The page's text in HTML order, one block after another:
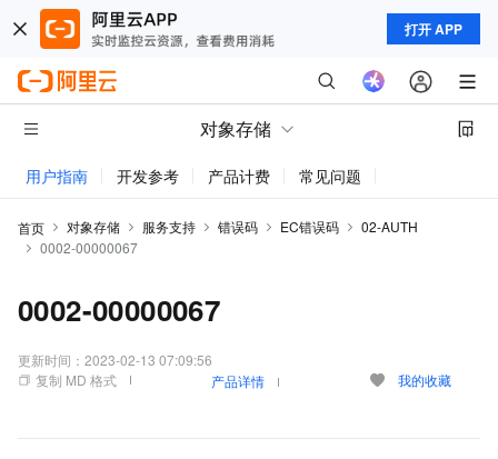
打开 APP
对象存储
用户指南 开发参考 产品计费 常见问题
首页 对象存储 服务支持 错误码 EC错误码
02-AUTH
0002-00000067
0002-00000067
更新时间： 2023-02-13 07:09:56
复制 MD 格式
产品详情 我的收藏